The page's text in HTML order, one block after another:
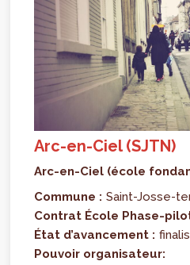
Arc-en-Ciel (SJTN)
Arc-en-Ciel (école
Commune : Saint-Josse-
Contrat École Phase-
État d’avancement :
Pouvoir organisateur: